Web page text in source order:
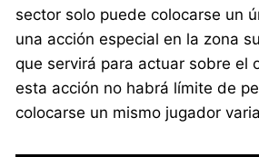
sector solo puede colocarse un
una acción especial en la zona
que servirá para actuar sobre el
esta acción no habrá límite de
colocarse un mismo jugador